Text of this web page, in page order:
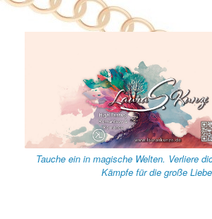
Zum
springen
Tauche ein in magische Welten. Verliere
Kämpfe für die große